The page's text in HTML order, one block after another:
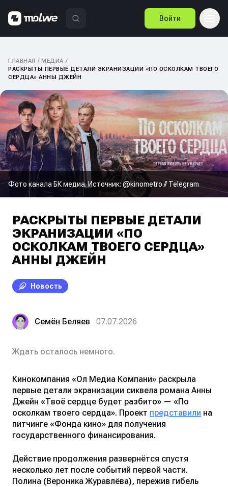
Войти
ГЛАВНАЯ / МЕДИА /
РАСКРЫТЫ ПЕРВЫЕ ДЕТАЛИ ЭКРАНИЗАЦИИ «ПО ОСКОЛКАМ ТВОЕГО
СЕРДЦА» АННЫ ДЖЕЙН
Фото канала БК медиа. Источник: @kinometro // Telegram
РАСКРЫТЫ ПЕРВЫЕ ДЕТАЛИ
ЭКРАНИЗАЦИИ «ПО
ОСКОЛКАМ ТВОЕГО СЕРДЦА»
АННЫ ДЖЕЙН
Новость
Семён Беляев 07.07.2026
Ждать осталось немного.
Кинокомпания «Ол Медиа Компани» раскрыла
первые детали экранизации сиквела романа Анны
Джейн «Твоё сердце будет разбито» — «По
осколкам твоего сердца». Проект представили на
питчинге «Фонда кино» для получения
государственного финансирования.
Действие продолжения развернётся спустя
несколько лет после событий первой части.
Полина (Вероника Журавлёва), пережив гибель